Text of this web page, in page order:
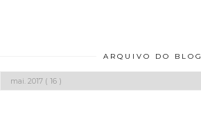
ARQUIVO DO BLOG